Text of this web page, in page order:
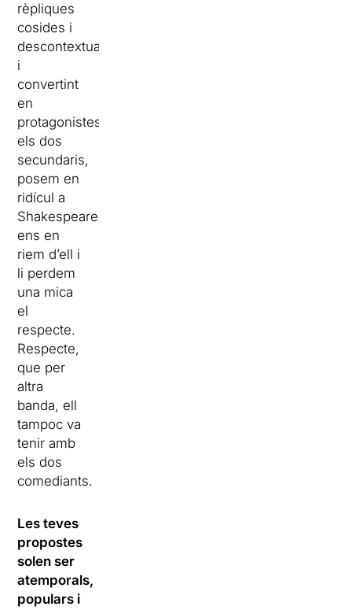
rèpliques
cosides i
descontextualitzades,
i
convertint
en
protagonistes
els dos
secundaris,
posem en
ridícul a
Shakespeare,
ens en
riem d’ell i
li perdem
una mica
el
respecte.
Respecte,
que per
altra
banda, ell
tampoc va
tenir amb
els dos
comediants.
Les teves
propostes
solen ser
atemporals,
populars i